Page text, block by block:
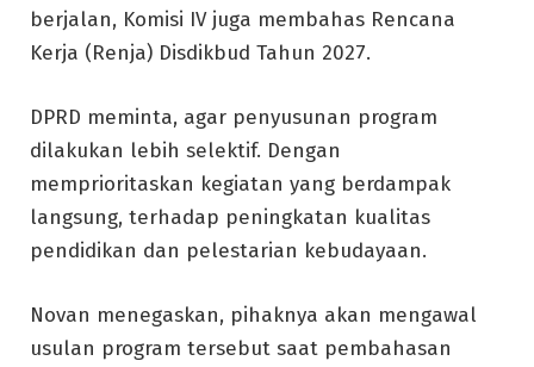
berjalan, Komisi IV juga membahas Rencana
Kerja (Renja) Disdikbud Tahun 2027.
DPRD meminta, agar penyusunan program
dilakukan lebih selektif. Dengan
memprioritaskan kegiatan yang berdampak
langsung, terhadap peningkatan kualitas
pendidikan dan pelestarian kebudayaan.
Novan menegaskan, pihaknya akan mengawal
usulan program tersebut saat pembahasan